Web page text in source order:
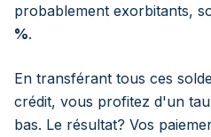
probablement exorbitants,
%.
En transférant tous ces
crédit, vous profitez d'un
bas. Le résultat? Vos